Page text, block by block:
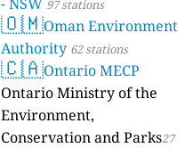
97 stations
🇴🇲Oman Environment
Authority 62 stations
🇨🇦Ontario MECP
Ontario Ministry of the
Environment,
Conservation and Parks27